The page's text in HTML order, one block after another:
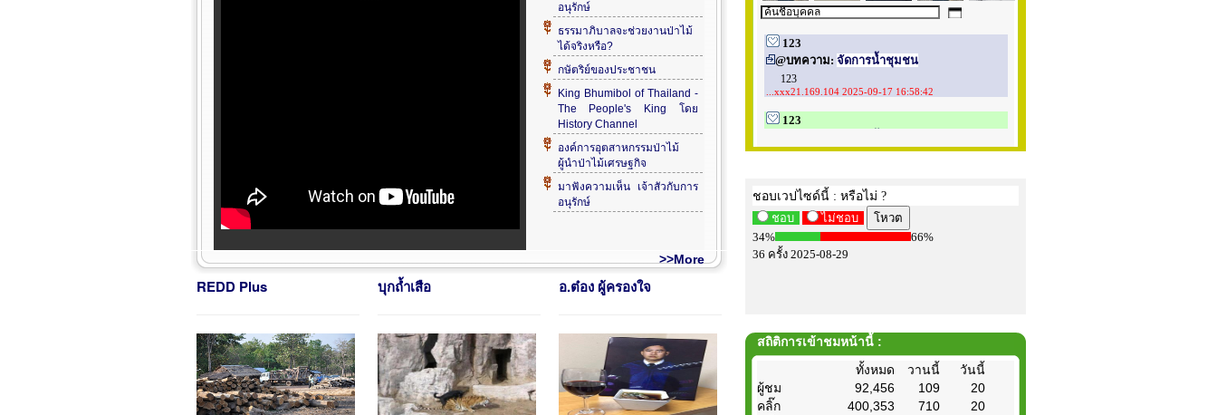
อนุรักษ์
ธรรมาภิบาลจะช่วยงานป่าไม้
ได้จริงหรือ?
กษัตริย์ของประชาชน
King Bhumibol of Thailand -
The People's King โดย
History Channel
องค์การอุตสาหกรรมป่าไม้
ผู้นำป่าไม้เศรษฐกิจ
มาฟังความเห็น เจ้าสัวกับการ
อนุรักษ์
>>More
REDD Plus บุกถ้ำเสือ อ.ต๋อง ผู้ครองใจ
สถิติการเข้าชมหน้านี้ :
ทั้งหมด
วานนี้
วันนี้
ผู้ชม
92,456 109
20
คลิ๊ก
400,353 710
20